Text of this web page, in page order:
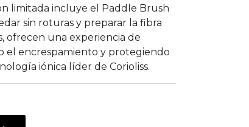
limitada incluye el Paddle Brush
sin roturas y preparar la fibra
ofrecen una experiencia de
el encrespamiento y protegiendo
iónica líder de Corioliss.